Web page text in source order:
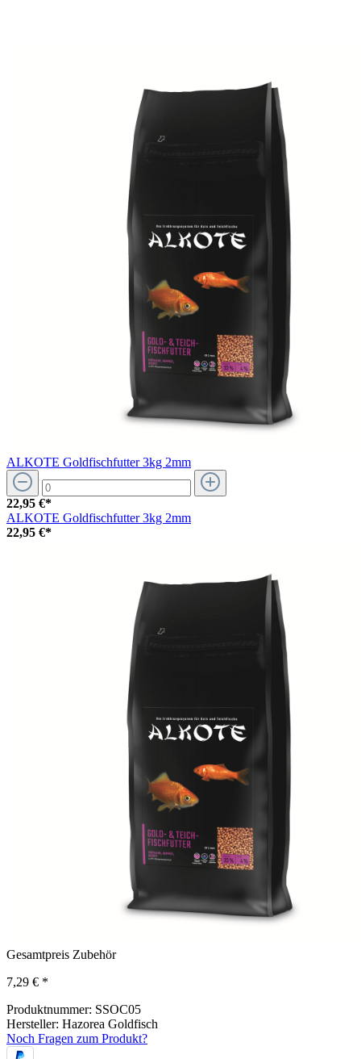
ALKOTE Goldfischfutter 3kg 2mm
22,95 €*
ALKOTE Goldfischfutter 3kg 2mm
22,95 €*
Gesamtpreis Zubehör
7,29 € *
Produktnummer: SSOC05
Hersteller: Hazorea Goldfisch
Noch Fragen zum Produkt?